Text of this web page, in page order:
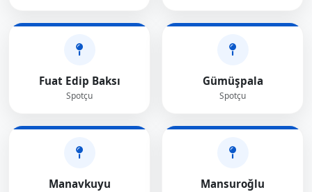
Fuat Edip Baksı
Spotçu
Gümüşpala
Spotçu
Manavkuyu Mansuroğlu